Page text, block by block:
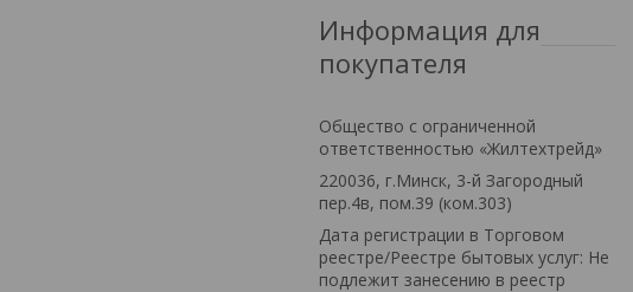
Информация для
покупателя
Общество с ограниченной
ответственностью «Жилтехтрейд»
220036, г.Минск, 3-й Загородный
пер.4в, пом.39 (ком.303)
Дата регистрации в Торговом
реестре/Реестре бытовых услуг: Не
подлежит занесению в реестр